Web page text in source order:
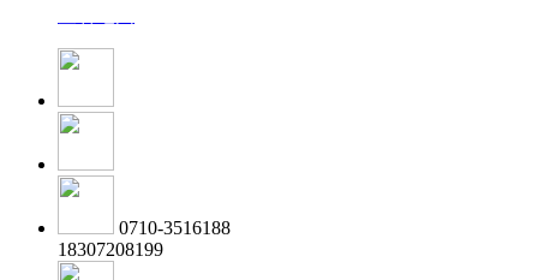
0710-3516188
18307208199